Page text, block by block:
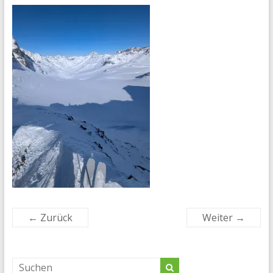
← Zurück Weiter →